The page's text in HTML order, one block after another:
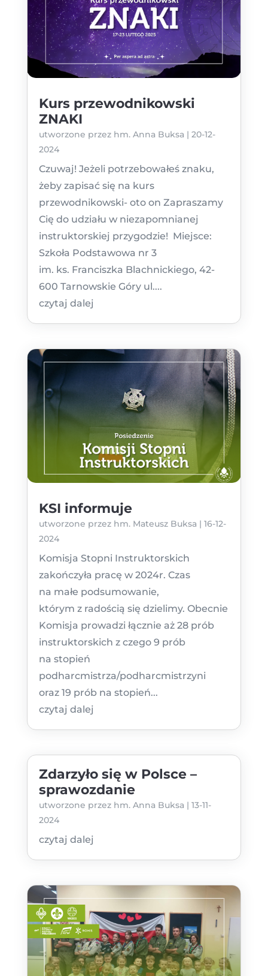
Kurs przewodnikowski
ZNAKI
utworzone przez hm. Anna Buksa | 20-12-
2024
Czuwaj! Jeżeli potrzebowałeś znaku,
żeby zapisać się na kurs
przewodnikowski- oto on Zapraszamy
Cię do udziału w niezapomnianej
instruktorskiej przygodzie! Miejsce:
Szkoła Podstawowa nr 3
im. ks. Franciszka Blachnickiego, 42-
600 Tarnowskie Góry ul....
czytaj dalej
KSI informuje
utworzone przez hm. Mateusz Buksa | 16-12-
2024
Komisja Stopni Instruktorskich
zakończyła pracę w 2024r. Czas
na małe podsumowanie,
którym z radością się dzielimy. Obecnie
Komisja prowadzi łącznie aż 28 prób
instruktorskich z czego 9 prób
na stopień
podharcmistrza/podharcmistrzyni
oraz 19 prób na stopień...
czytaj dalej
Zdarzyło się w Polsce –
sprawozdanie
utworzone przez hm. Anna Buksa | 13-11-
2024
czytaj dalej